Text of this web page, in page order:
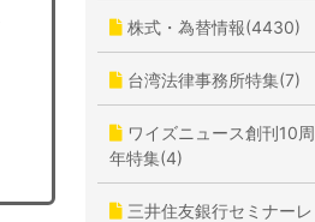
株式・為替情報(4430)
台湾法律事務所特集(7)
ワイズニュース創刊10周
年特集(4)
三井住友銀行セミナーレ